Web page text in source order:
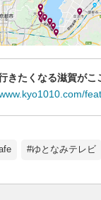
きたくなる滋賀がこ
#ゆとなみテレビ